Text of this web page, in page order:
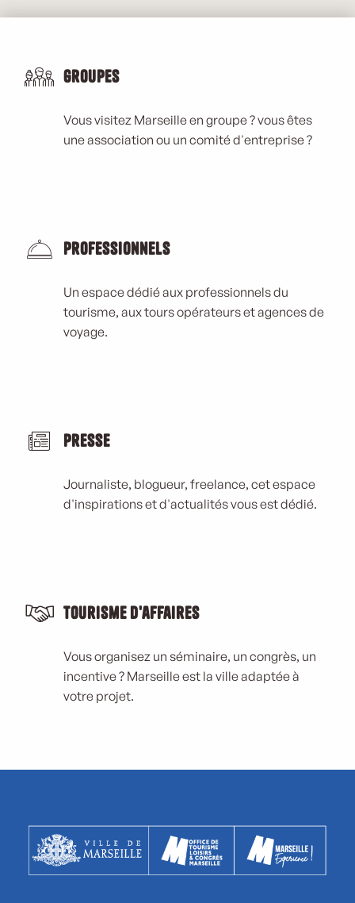
Groupes
Vous visitez Marseille en groupe ? vous êtes
une association ou un comité d'entreprise ?
Professionnels
Un espace dédié aux professionnels du
tourisme, aux tours opérateurs et agences de
voyage.
Presse
Journaliste, blogueur, freelance, cet espace
d'inspirations et d'actualités vous est dédié.
Tourisme d'affaires
Vous organisez un séminaire, un congrès, un
incentive ? Marseille est la ville adaptée à
votre projet.